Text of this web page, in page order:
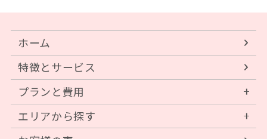
ホーム
特徴とサービス
プランと費用
エリアから探す